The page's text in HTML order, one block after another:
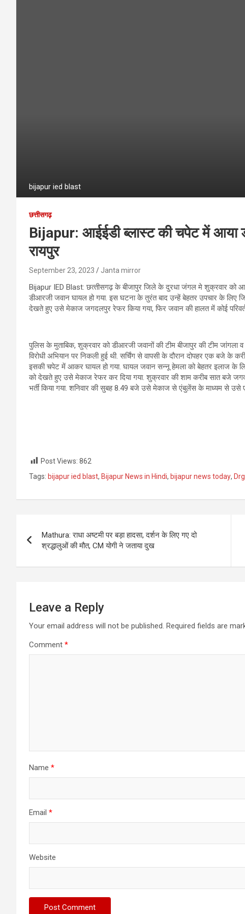
bijapur ied blast
छत्तीसगढ़
Bijapur: आईईडी ब्लास्ट की चपेट में आया
रायपुर
September 23, 2023 Janta mirror
Bijapur IED Blast: छत्‍तीसगढ़ के बीजापुर जिले के दुरधा जंगल मे शुक्रवार को
डीआरजी जवान घायल हो गया. इस घटना के तुरंत बाद उन्‍हें बेहतर उपचार के लिए
देखते हुए उसे मेकाज जगदलपुर रेफर किया गया, फिर जवान की हालत में कोई
पुलिस के मुताबिक, शुक्रवार को डीआरजी जवानों की टीम बीजापुर की टीम जांगला
विरोधी अभियान पर निकली हुई थी. सर्चिंग से वापसी के दौरान दोपहर एक बजे
इसकी चपेट में आकर घायल हो गया. घायल जवान सन्नू हेमला को बेहतर इलाज के
को देखते हुए उसे मेकाज रेफर कर दिया गया. शुक्रवार की शाम करीब सात बजे
भर्ती किया गया. शनिवार की सुबह 8.49 बजे उसे मेकाज से एंबुलेंस के माध्यम से उसे
Post Views: 862
Tags: bijapur ied blast, Bijapur News in Hindi, bijapur news today,
navigation
Mathura: राधा अष्टमी पर बड़ा हादसा, दर्शन के लिए गए दो
श्रद्धालुओं की मौत, CM योगी ने जताया दुख
Leave a Reply
Your email address will not be published. Required fields are
Comment *
Name *
Email *
Website